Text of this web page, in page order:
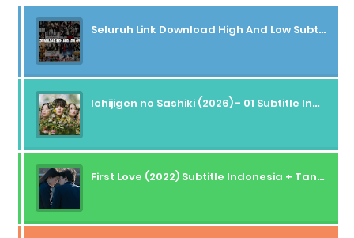
Seluruh Link Download High And Low Subtitle Indonesia
Ichijigen no Sashiki (2026) - 01 Subtitle Indonesia
First Love (2022) Subtitle Indonesia + Tanpa Iklan + Streaming + 1080p